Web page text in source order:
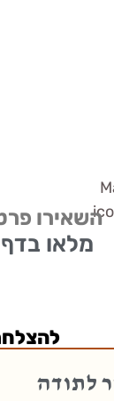
השאירו
מלאו
לתודה